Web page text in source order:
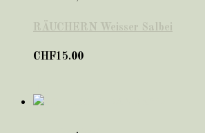
RÄUCHERN Weisser Salbei
CHF15.00
,